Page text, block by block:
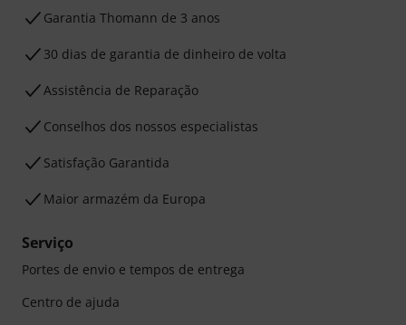
Garantia Thomann de 3 anos
30 dias de garantia de dinheiro de volta
Assistência de Reparação
Conselhos dos nossos especialistas
Satisfação Garantida
Maior armazém da Europa
Serviço
Portes de envio e tempos de entrega
Centro de ajuda